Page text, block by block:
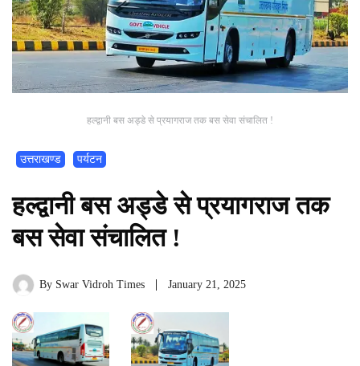
हल्द्वानी बस अड्डे से प्रयागराज तक बस सेवा संचालित !
उत्तराखण्ड पर्यटन
हल्द्वानी बस अड्डे से प्रयागराज तक
बस सेवा संचालित !
By Swar Vidroh Times January 21, 2025